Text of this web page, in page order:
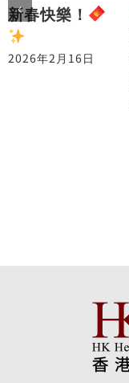
新春快樂！
2026年2月16日